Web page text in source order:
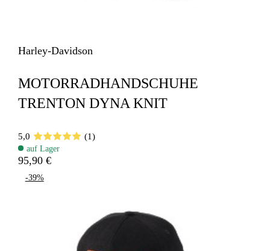
Harley-Davidson
MOTORRADHANDSCHUHE
TRENTON DYNA KNIT
5,0
(1)
auf Lager
95,90 €
-39%